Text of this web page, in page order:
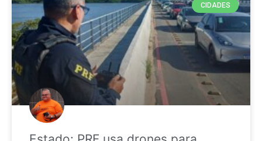
CIDADES